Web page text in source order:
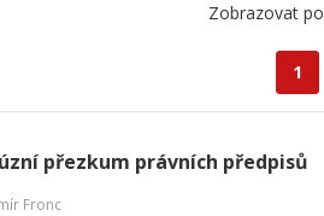
Zobrazovat po
1
přezkum právních předpisů
Fronc